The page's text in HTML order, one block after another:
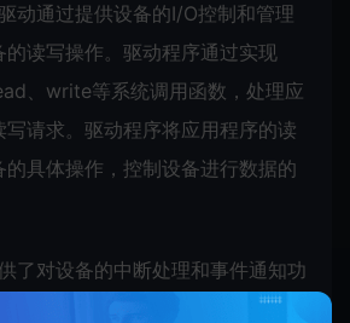
动通过提供设备的I/O控制和管理
读写操作。驱动程序通过实现
、write等系统调用函数，处理应
写请求。驱动程序将应用程序的读
的具体操作，控制设备进行数据的
了对设备的中断处理和事件通知功
据时可能会产生中断，字符驱动会